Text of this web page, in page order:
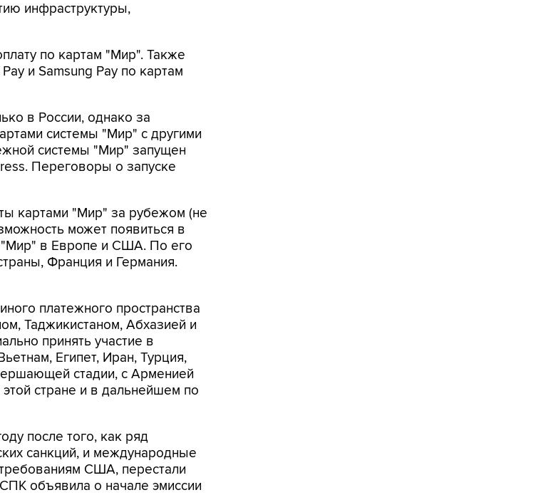
инфраструктуры,
по картам "Мир". Также
и Samsung Pay по картам
в России, однако за
системы "Мир" с другими
системы "Мир" запущен
Переговоры о запуске
картами "Мир" за рубежом (не
может появиться в
"Мир" в Европе и США. По его
Франция и Германия.
платежного пространства
Таджикистаном, Абхазией и
принять участие в
Египет, Иран, Турция,
стадии, с Арменией
стране и в дальнейшем по
после того, как ряд
санкций, и международные
США, перестали
объявила о начале эмиссии